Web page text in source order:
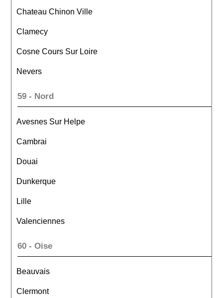
Chateau Chinon Ville
Clamecy
Cosne Cours Sur Loire
Nevers
59 - Nord
Avesnes Sur Helpe
Cambrai
Douai
Dunkerque
Lille
Valenciennes
60 - Oise
Beauvais
Clermont